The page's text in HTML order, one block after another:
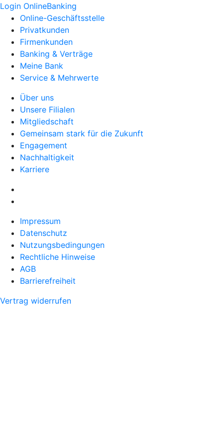
Login OnlineBanking
Online-Geschäftsstelle
Privatkunden
Firmenkunden
Banking & Verträge
Meine Bank
Service & Mehrwerte
Über uns
Unsere Filialen
Mitgliedschaft
Gemeinsam stark für die Zukunft
Engagement
Nachhaltigkeit
Karriere
Impressum
Datenschutz
Nutzungsbedingungen
Rechtliche Hinweise
AGB
Barrierefreiheit
Vertrag widerrufen